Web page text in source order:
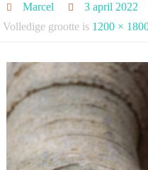
Marcel
3 april 2022
Volledige grootte is 1200 ×